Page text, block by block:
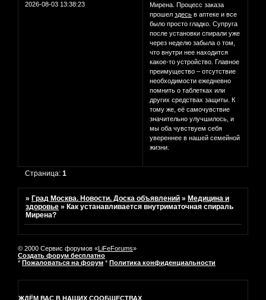
2026-08-03 13:38:23
Мирена. Процесс заказа
прошелздесь в аптеке и все
было просто гладко. Супруга
после установки спирали уже
через неделю забыла о том,
что внутри нее находится
какое-то устройство. Главное
преимущество – отсутствие
необходимости ежедневно
помнить о таблетках или
других средствах защиты. К
тому же, её самочувствие
значительно улучшилось, и
мы оба чувствуем себя
увереннее в нашей семейной
жизни.
Страница:1
» Град Москва. Новости. Доска объявлений » Медицина и
здоровье » Как устанавливается внутриматочная спираль
Мирена?
© 2000 Сервис форумов « LiFeForums»
Создать форум бесплатно
* Пожаловаться на форум * Политика конфиденциальности
ЖДЁМ ВАС В НАШИХ СООБЩЕСТВАХ